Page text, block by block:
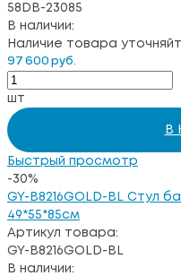
58DB-23085
В наличии:
Наличие товара
97 600 руб.
шт
В
Быстрый просмотр
-30%
GY-B8216GOLD-BL Стул
49*55*85см
Артикул товара:
GY-B8216GOLD-BL
В наличии: